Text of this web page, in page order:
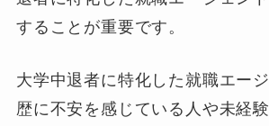
することが重要です。
大学中退者に特化した就職エー
歴に不安を感じている人や未経